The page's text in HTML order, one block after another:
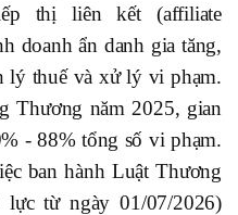
thị liên kết (affiliate
doanh ẩn danh gia tăng,
lý thuế và xử lý vi phạm.
Thương năm 2025, gian
- 88% tổng số vi phạm.
ban hành Luật Thương
từ ngày 01/07/2026)